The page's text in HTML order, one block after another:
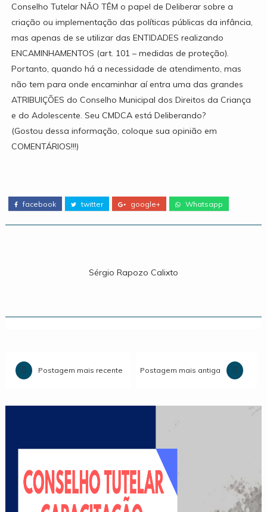
Conselho Tutelar NÃO TÊM o papel de Deliberar sobre a
criação ou implementação das políticas públicas da infância,
mas apenas de se utilizar das ENTIDADES realizando
ENCAMINHAMENTOS (art. 101 – medidas de proteção).
Portanto, quando há a necessidade de atendimento, mas
não tem para onde encaminhar aí entra uma das grandes
ATRIBUIÇÕES do Conselho Municipal dos Direitos da Criança
e do Adolescente. Seu CMDCA está Deliberando?
(Gostou dessa informação, coloque sua opinião em
COMENTÁRIOS!!!)
facebook twitter google+ Whatsapp
Sérgio Rapozo Calixto
Postagem mais recente Postagem mais antiga